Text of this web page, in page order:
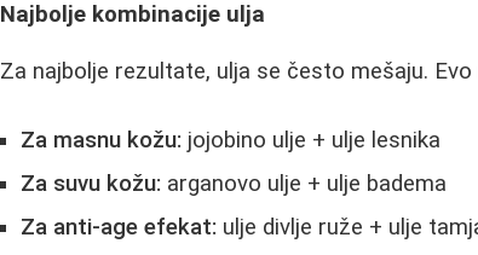
Najbolje kombinacije ulja
Za najbolje rezultate, ulja se često mešaju.
Za masnu kožu: jojobino ulje + ulje lesnika
Za suvu kožu: arganovo ulje + ulje badema
Za anti-age efekat: ulje divlje ruže + ulje